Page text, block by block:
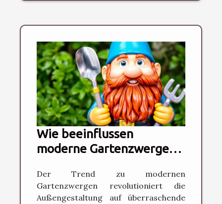
Wie beeinflussen
moderne Gartenzwerge
Der Trend zu modernen
Gartenzwergen revolutioniert die
Außengestaltung auf überraschende